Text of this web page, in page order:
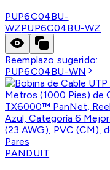
PUP6C04BU-
WZPUP6C04BU-WZ
Reemplazo sugerido:
PUP6C04BU-WN
PANDUIT